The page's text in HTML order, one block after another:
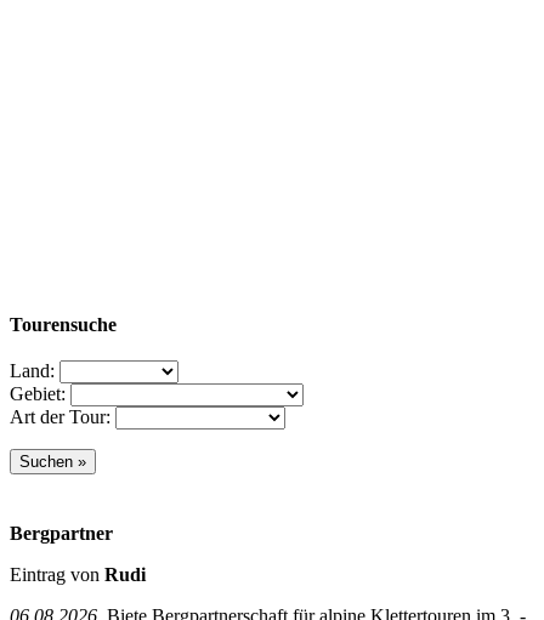
Tourensuche
Land:
Gebiet:
Art der Tour:
Bergpartner
Eintrag von Rudi
06.08.2026 Biete Bergpartnerschaft für alpine Klettertouren im 3. -